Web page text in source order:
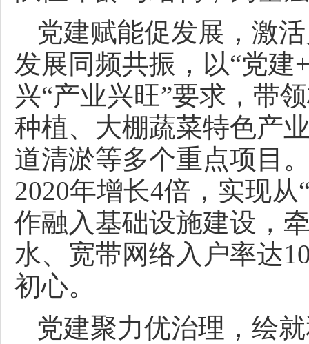
党建赋能促发展，激
发展同频共振，以“党建
兴“产业兴旺”要求，带
种植、大棚蔬菜特色产
道清淤等多个重点项目
2020年增长4倍，实现
作融入基础设施建设，
水、宽带网络入户率达
初心。
党建聚力优治理，绘